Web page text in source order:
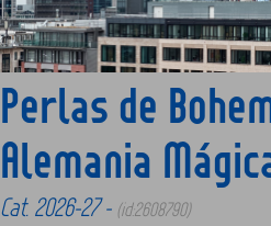
Perlas de
Alemania
Cat. 2026-27 - (id:2608790)